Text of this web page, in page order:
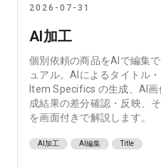
2026-07-31
AI加工
個別依頼の商品をAIで編集
ュアル。AIによるタイトル
Item Specifics の生成、AI
成結果の差分確認・反映、
を画面付きで解説します。
AI加工 AI編集 Title